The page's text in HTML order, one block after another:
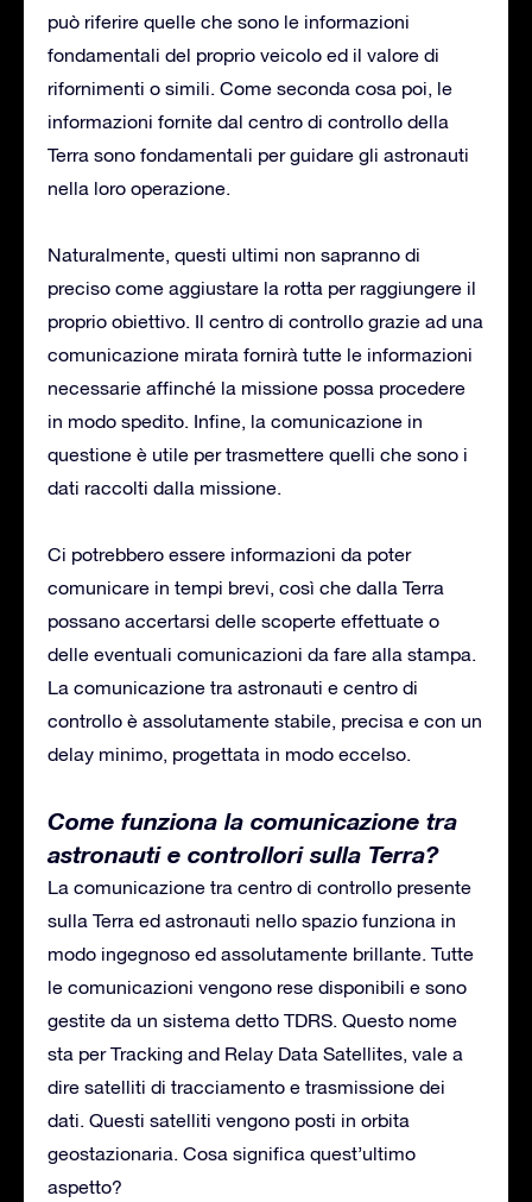
può riferire quelle che sono le informazioni
fondamentali del proprio veicolo ed il valore di
rifornimenti o simili. Come seconda cosa poi, le
informazioni fornite dal centro di controllo della
Terra sono fondamentali per guidare gli astronauti
nella loro operazione.
Naturalmente, questi ultimi non sapranno di
preciso come aggiustare la rotta per raggiungere il
proprio obiettivo. Il centro di controllo grazie ad una
comunicazione mirata fornirà tutte le informazioni
necessarie affinché la missione possa procedere
in modo spedito. Infine, la comunicazione in
questione è utile per trasmettere quelli che sono i
dati raccolti dalla missione.
Ci potrebbero essere informazioni da poter
comunicare in tempi brevi, così che dalla Terra
possano accertarsi delle scoperte effettuate o
delle eventuali comunicazioni da fare alla stampa.
La comunicazione tra astronauti e centro di
controllo è assolutamente stabile, precisa e con un
delay minimo, progettata in modo eccelso.
Come funziona la comunicazione tra
astronauti e controllori sulla Terra?
La comunicazione tra centro di controllo presente
sulla Terra ed astronauti nello spazio funziona in
modo ingegnoso ed assolutamente brillante. Tutte
le comunicazioni vengono rese disponibili e sono
gestite da un sistema detto TDRS. Questo nome
sta per Tracking and Relay Data Satellites, vale a
dire satelliti di tracciamento e trasmissione dei
dati. Questi satelliti vengono posti in orbita
geostazionaria. Cosa significa quest’ultimo
aspetto?